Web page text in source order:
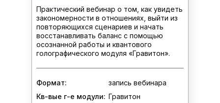
Формат:
Кв-вые г-е модули:
запись вебинара
Гравитон
Практический вебинар о том, как увидеть
закономерности в отношениях, выйти из
повторяющихся сценариев и начать
восстанавливать баланс с помощью
осознанной работы и квантового
голографического модуля «Гравитон».